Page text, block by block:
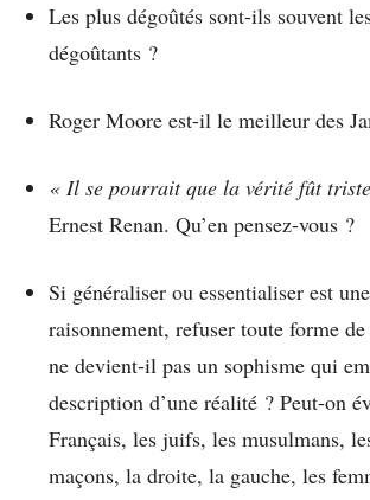
Les plus dégoûtés sont-ils souvent
dégoûtants ?
Roger Moore est-il le meilleur des
« Il se pourrait que la vérité fût
Ernest Renan. Qu’en pensez-vous ?
Si généraliser ou essentialiser est
raisonnement, refuser toute forme
ne devient-il pas un sophisme qui
description d’une réalité ? Peut-on
Français, les juifs, les musulmans,
maçons, la droite, la gauche, les